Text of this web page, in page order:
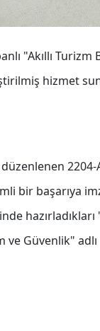
"Akıllı Turizm
hizmet
2204-
bir başarıya
hazırladıkları
ve Güvenlik"